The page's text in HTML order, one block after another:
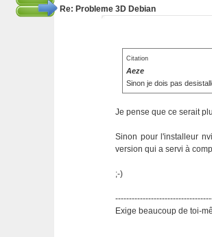
Re: Probleme 3D Debian
Citation
Aeze
Sinon je dois pas
Je pense que ce serait
Sinon pour l'installeur
version qui a servi à
;-)
Exige beaucoup de toi-